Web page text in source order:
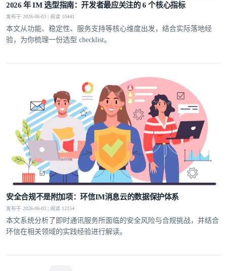
2026 年 IM 选型指南：开发者最应关注的 6 个核心指标
发布于 2026-06-03 | 阅读 10441
本文从功能、稳定性、服务支持等核心维度出发，结合实际落地经
验，为你梳理一份选型 checklist。
安全合规不是附加项：环信IM消息云的数据保护体系
发布于 2026-06-03 | 阅读 12154
本文系统分析了即时通讯服务所面临的安全风险与合规挑战，并结合
环信在相关领域的实践经验进行解读。